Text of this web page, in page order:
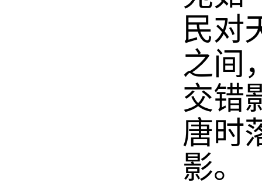
民对
之间
交错
唐时
影。